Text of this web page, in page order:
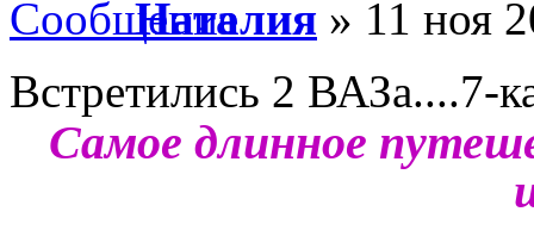
Наталия » 11 ноя
Встретились 2 ВАЗа....7-
Самое длинное